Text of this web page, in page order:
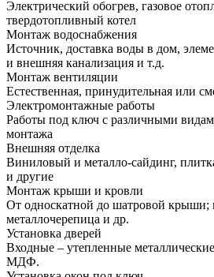
Электрический обогрев, газовое
твердотопливный котел
Монтаж водоснабжения
Источник, доставка воды в дом,
и внешняя канализация и т.д.
Монтаж вентиляции
Естественная, принудительная или
Электромонтажные работы
Работы под ключ с различными
монтажа
Внешняя отделка
Виниловый и металло-сайдинг,
и другие
Монтаж крыши и кровли
От односкатной до шатровой крыши;
металлочерепица и др.
Установка дверей
Входные – утепленные
МДФ.